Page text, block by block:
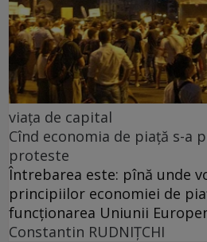
viața de capital
Cînd economia de piață s-a
proteste
Întrebarea este: pînă unde
principiilor economiei de
funcționarea Uniunii
Constantin RUDNIŢCHI